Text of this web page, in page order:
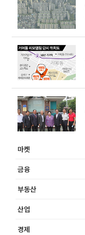
마켓
금융
부동산
산업
경제